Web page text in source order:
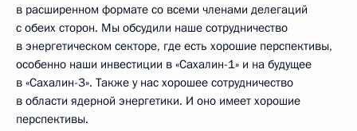
в расширенном формате со всеми членами делегаций
с обеих сторон. Мы обсудили наше сотрудничество
в энергетическом секторе, где есть хорошие перспективы,
особенно наши инвестиции в «Сахалин-1» и на будущее
в «Сахалин-3». Также у нас хорошее сотрудничество
в области ядерной энергетики. И оно имеет хорошие
перспективы.